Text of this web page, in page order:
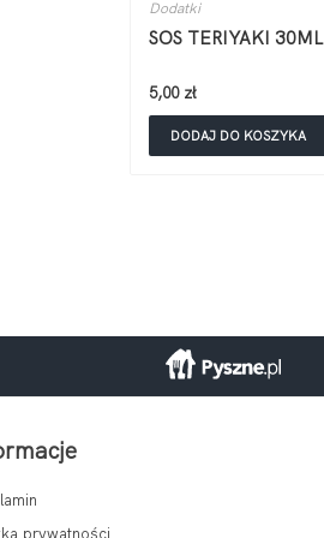
Dodatki
SOS TERIYAKI 30ML
5,00 zł
DODAJ DO KOSZYKA
prywatności